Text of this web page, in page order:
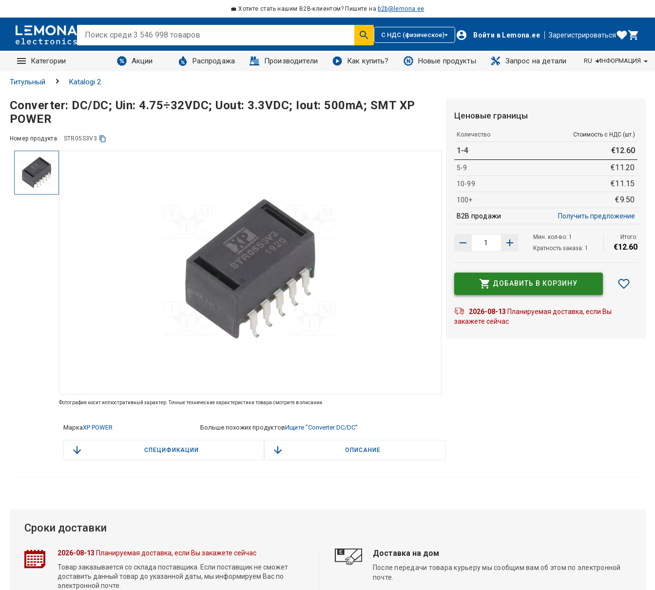
💼 Хотите стать нашим B2B-клиентом? Пишите на b2b@lemona.ee
С НДС (физическое) Войти в Lemona.ee Зарегистрироваться
Категории Акции Распродажа Производители Как купить? Новые продукты Запрос на детали
Запросы
RU ИНФОРМАЦИЯ
Титульный Katalogi 2
Converter: DC/DC; Uin: 4.75÷32VDC; Uout: 3.3VDC; Iout: 500mA; SMT XP
POWER
Номер продукта: STR05S3V3
Фотография носит иллюстративный характер. Точные технические характеристики товара смотрите в описании.
МаркаXP POWER Больше похожих продуктовИщите "Converter DC/DC"
СПЕЦИФИКАЦИИ ОПИСАНИЕ
Ценовые границы
Количество Стоимость с НДС (шт.)
1-4 €12.60
5-9 €11.20
10-99 €11.15
100+ €9.50
B2B продажи Получить предложение
Мин. кол-во: 1
Кратность заказа: 1
Итого:
€12.60
ДОБАВИТЬ В КОРЗИНУ
2026-08-13 Планируемая доставка, если Вы
закажете сейчас
Сроки доставки
2026-08-13 Планируемая доставка, если Вы закажете сейчас
Товар заказывается со склада поставщика. Если поставщик не сможет
доставить данный товар до указанной даты, мы информируем Вас по
электронной почте.
Доставка на дом
После передачи товара курьеру мы сообщим вам об этом по электронной
почте.